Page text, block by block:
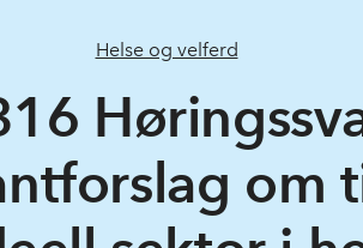
Helse og velferd
om